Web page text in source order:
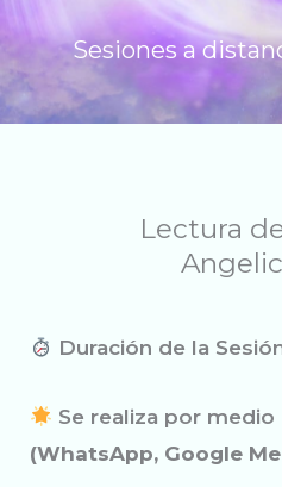
Sesiones a
Lectura
Duración de la
Se realiza por
(WhatsApp, Google